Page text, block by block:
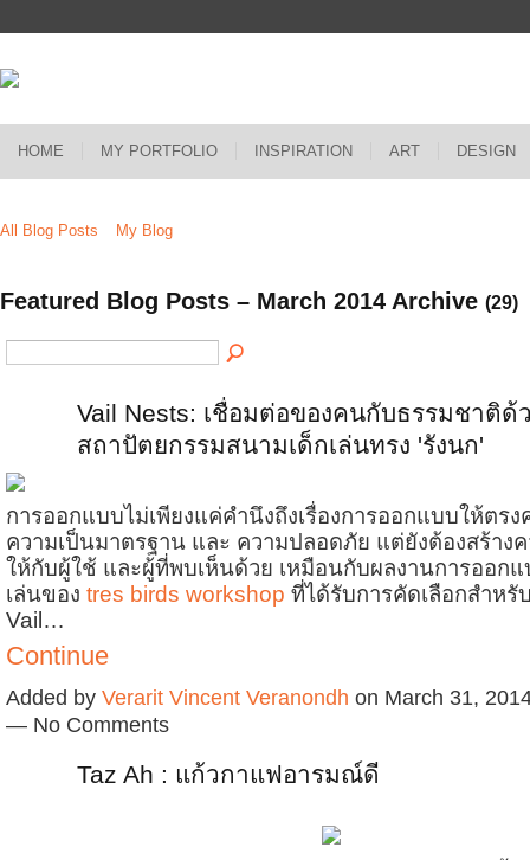
HOME MY PORTFOLIO INSPIRATION ART DESIGN
All Blog Posts My Blog
Featured Blog Posts – March 2014 Archive (29)
Vail Nests: เชื่อมต่อของคนกับธรรมชาติด้
สถาปัตยกรรมสนามเด็กเล่นทรง 'รังนก'
การออกแบบไม่เพียงแค่คำนึงถึงเรื่องการออกแบบให้ตรง
ความเป็นมาตรฐาน และ ความปลอดภัย แต่ยังต้องสร้าง
ให้กับผู้ใช้ และผู้ที่พบเห็นด้วย เหมือนกับผลงานการออก
เล่นของ tres birds workshop ที่ได้รับการคัดเลือกสำหรั
Vail…
Continue
Added by Verarit Vincent Veranondh on March 31,
— No Comments
Taz Ah : แก้วกาแฟอารมณ์ดี